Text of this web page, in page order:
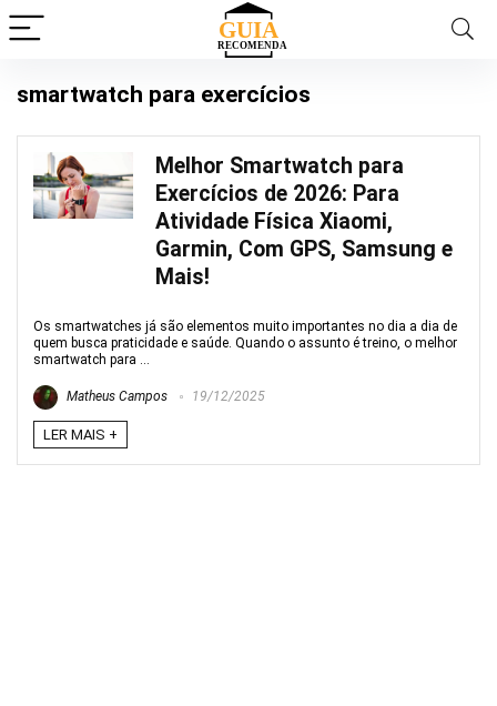
smartwatch para exercícios
Melhor Smartwatch para
Exercícios de 2026: Para
Atividade Física Xiaomi,
Garmin, Com GPS, Samsung e
Mais!
Os smartwatches já são elementos muito importantes no dia a dia de
quem busca praticidade e saúde. Quando o assunto é treino, o melhor
smartwatch para ...
Matheus Campos 19/12/2025
LER MAIS +